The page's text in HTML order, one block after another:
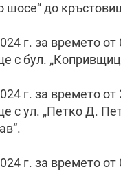
шосе“ до
г. за времето
с бул.
г. за времето
с ул. „Петко Д.
г. за времето